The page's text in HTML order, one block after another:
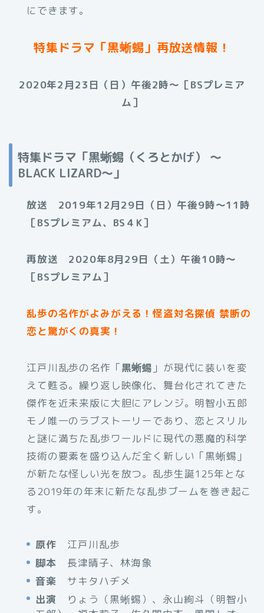
にできます。
特集ドラマ「黒蜥蜴」再放送情報！
2020年2月23日（日）午後2時〜［BSプレミア
ム］
特集ドラマ「黒蜥蜴（くろとかげ） 〜
BLACK LIZARD〜」
放送 2019年12月29日（日）午後9時〜11時
［BSプレミアム、BS４K］
再放送 2020年8月29日（土）午後10時〜
［BSプレミアム］
乱歩の名作がよみがえる！怪盗対名探偵 禁断の
恋と驚がくの真実！
江戸川乱歩の名作「黒蜥蜴 」が現代に装いを変
えて甦る。繰り返し映像化、舞台化されてきた
傑作を近未来版に大胆にアレンジ。明智小五郎
モノ唯一のラブストーリーであり、恋とスリル
と謎に満ちた乱歩ワールドに現代の悪魔的科学
技術の要素を盛り込んだ全く新しい「黒蜥蜴」
が新たな怪しい光を放つ。乱歩生誕125年とな
る2019年の年末に新たな乱歩ブームを巻き起こ
す。
原作 江戸川乱歩
脚本 長津晴子、林海象
音楽 サキタハヂメ
出演 りょう（黒蜥蜴）、永山絢斗（明智小